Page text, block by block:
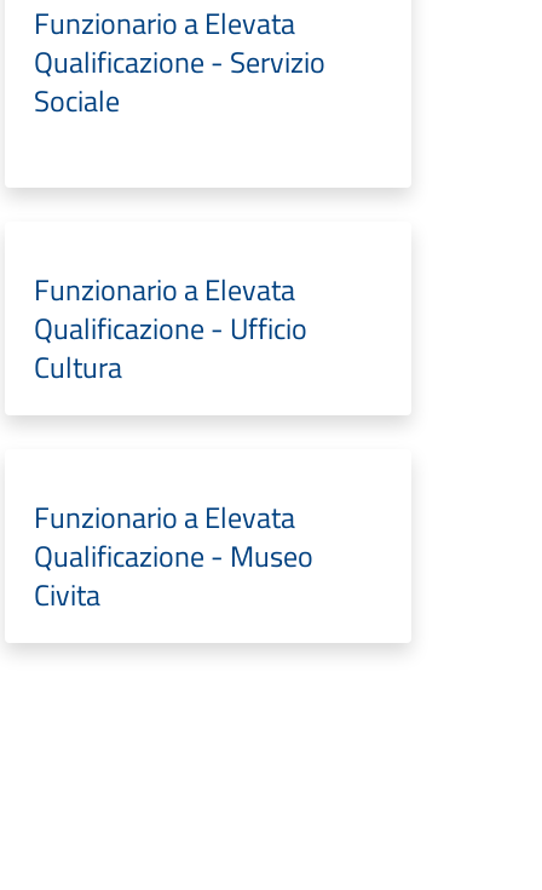
Funzionario a Elevata
Qualificazione - Servizio
Sociale
Funzionario a Elevata
Qualificazione - Ufficio
Cultura
Funzionario a Elevata
Qualificazione - Museo
Civita